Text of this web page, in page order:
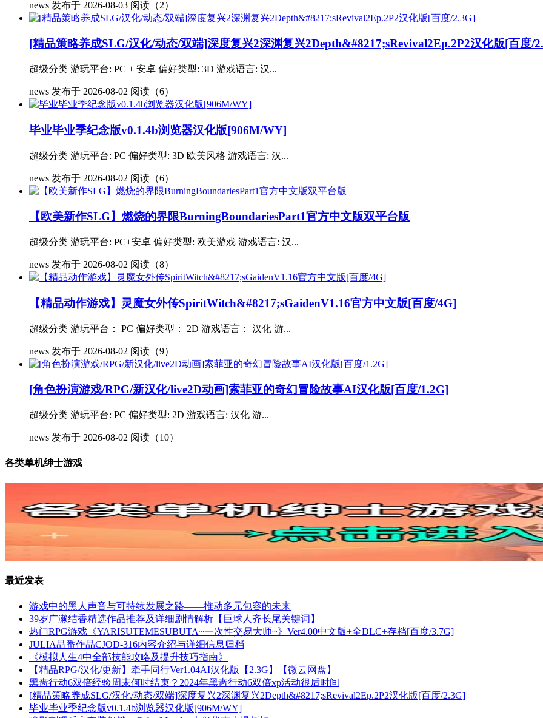
news 发布于 2026-08-03 阅读（2）
[精品策略养成SLG/汉化/动态/双端]深度复兴2深渊复兴2Depth&#8217;sRevival2Ep.2P2汉化版[百度/
超级分类 游玩平台: PC + 安卓 偏好类型: 3D 游戏语言: 汉...
news 发布于 2026-08-02 阅读（6）
毕业毕业季纪念版v0.1.4b浏览器汉化版[906M/WY]
超级分类 游玩平台: PC 偏好类型: 3D 欧美风格 游戏语言: 汉...
news 发布于 2026-08-02 阅读（6）
【欧美新作SLG】燃烧的界限BurningBoundariesPart1官方中文版双平台版
超级分类 游玩平台: PC+安卓 偏好类型: 欧美游戏 游戏语言: 汉...
news 发布于 2026-08-02 阅读（8）
【精品动作游戏】灵魔女外传SpiritWitch&#8217;sGaidenV1.16官方中文版[百度/4G]
超级分类 游玩平台： PC 偏好类型： 2D 游戏语言： 汉化 游...
news 发布于 2026-08-02 阅读（9）
[角色扮演游戏/RPG/新汉化/live2D动画]索菲亚的奇幻冒险故事AI汉化版[百度/1.2G]
超级分类 游玩平台: PC 偏好类型: 2D 游戏语言: 汉化 游...
news 发布于 2026-08-02 阅读（10）
各类单机绅士游戏
最近发表
游戏中的黑人声音与可持续发展之路——推动多元包容的未来
39岁广濑结香精选作品推荐及详细剧情解析【巨球人齐长尾关键词】
热门RPG游戏《YARISUTEMESUBUTA~一次性交易大师~》Ver4.00中文版+全DLC+存档[百度/3.7G]
JULIA品番作品CJOD-316内容介绍与详细信息归档
《模拟人生4中全部技能攻略及提升技巧指南》
【精品RPG/汉化/更新】牵手同行Ver1.04AI汉化版【2.3G】【微云网盘】
黑啬行动6双倍经验周末何时结束？2024年黑啬行动6双倍xp活动很后时间
[精品策略养成SLG/汉化/动态/双端]深度复兴2深渊复兴2Depth&#8217;sRevival2Ep.2P2汉化版[百度/2.3G]
毕业毕业季纪念版v0.1.4b浏览器汉化版[906M/WY]